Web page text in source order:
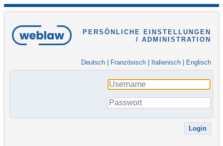
PERSÖNLICHE EINSTELLUNGEN
/ ADMINISTRATION
Deutsch Französisch Italienisch Englisch